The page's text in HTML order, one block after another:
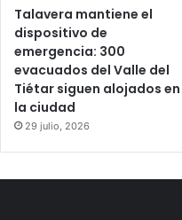
Talavera mantiene el
dispositivo de
emergencia: 300
evacuados del Valle del
Tiétar siguen alojados en
la ciudad
29 julio, 2026